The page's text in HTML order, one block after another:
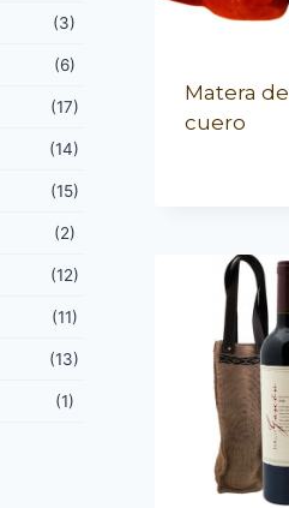
Matera de
cuero
(3)
(6)
(17)
(14)
(15)
(2)
(12)
(11)
(13)
(1)